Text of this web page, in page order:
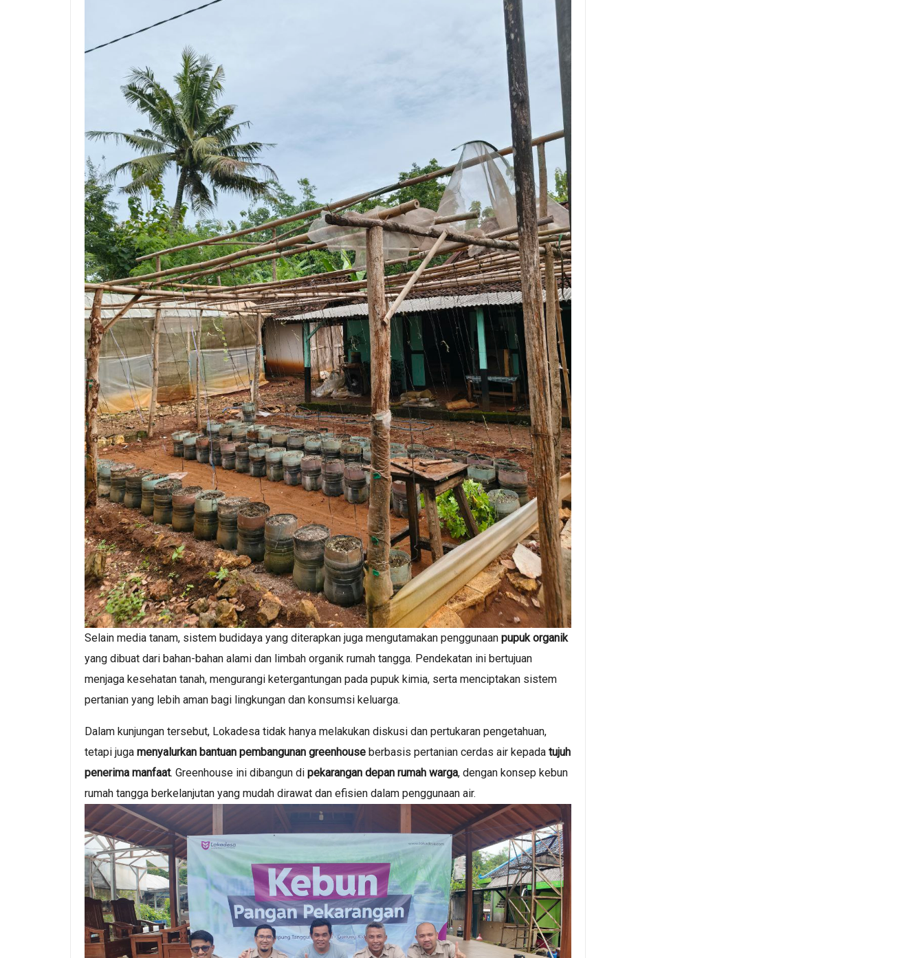
Selain media tanam, sistem budidaya yang diterapkan juga mengutamakan penggunaan pupuk organik
yang dibuat dari bahan-bahan alami dan limbah organik rumah tangga. Pendekatan ini bertujuan
menjaga kesehatan tanah, mengurangi ketergantungan pada pupuk kimia, serta menciptakan sistem
pertanian yang lebih aman bagi lingkungan dan konsumsi keluarga.
Dalam kunjungan tersebut, Lokadesa tidak hanya melakukan diskusi dan pertukaran pengetahuan,
tetapi juga menyalurkan bantuan pembangunan greenhouse berbasis pertanian cerdas air kepada tujuh
penerima manfaat. Greenhouse ini dibangun di pekarangan depan rumah warga, dengan konsep kebun
rumah tangga berkelanjutan yang mudah dirawat dan efisien dalam penggunaan air.